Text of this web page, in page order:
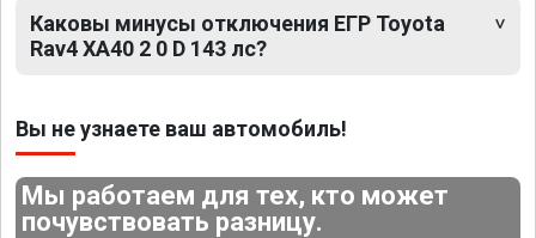
Каковы минусы отключения ЕГР Toyota
Rav4 XA40 2 0 D 143 лс?
Вы не узнаете ваш автомобиль!
Мы работаем для тех, кто может
почувствовать разницу.